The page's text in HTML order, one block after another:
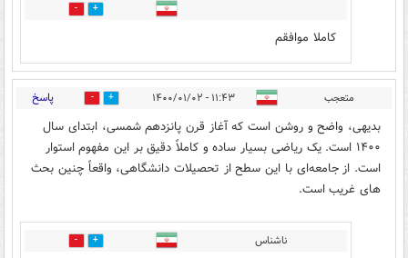
0
کاملا موافقم
متعجب ۱۱:۴۳ - ۱۴۰۰/۰۱/۰۲ 6 پاسخ
بدیهی، واضح و روشن است که آغاز قرن پانزدهم شمسی، ابتدای سال
۱۴۰۰ است. یک ریاضی بسیار ساده و کاملاً دقیق بر این مفهوم استوار
است. از جامعه‌ای با این سطح از تحصیلات دانشگاهی، واقعاً چنین بحث
های غریب است.
ناشناس 0